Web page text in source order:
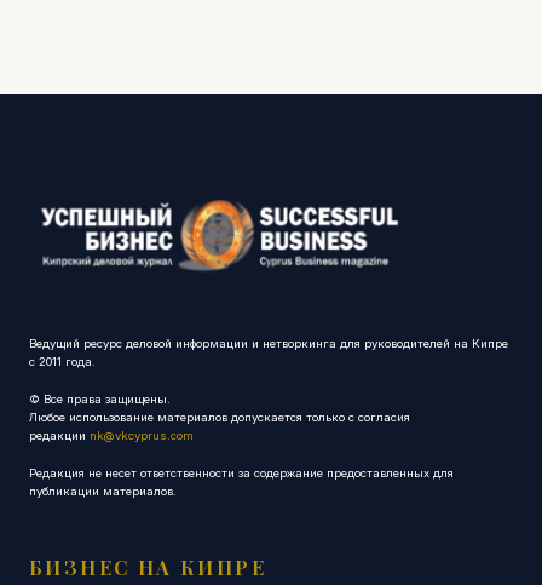
Ведущий ресурс деловой информации и нетворкинга для руководителей на Кипре
с 2011 года.
© Все права защищены.
Любое использование материалов допускается только с согласия
редакции nk@vkcyprus.com
Редакция не несет ответственности за содержание предоставленных для
публикации материалов.
БИЗНЕС НА КИПРЕ